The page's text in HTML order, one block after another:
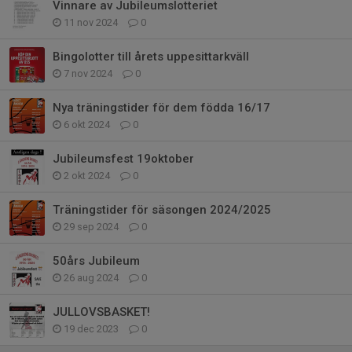
Vinnare av Jubileumslotteriet
11 nov 2024 0
Bingolotter till årets uppesittarkväll
7 nov 2024 0
Nya träningstider för dem födda 16/17
6 okt 2024 0
Jubileumsfest 19oktober
2 okt 2024 0
Träningstider för säsongen 2024/2025
29 sep 2024 0
50års Jubileum
26 aug 2024 0
JULLOVSBASKET!
19 dec 2023 0